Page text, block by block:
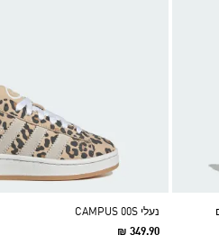
נעלי CAMPUS 00S
₪ 349.90